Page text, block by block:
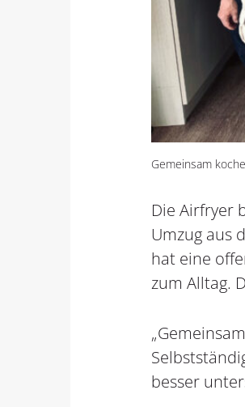
Gemeinsam
Die Airfryer
Umzug aus
hat eine
zum Alltag.
besser